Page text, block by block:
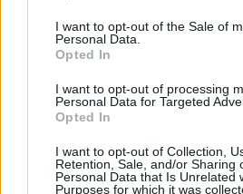
I want to opt-out of the Sale of
Personal Data.
Opted In
I want to opt-out of processing
Personal Data for Targeted
Opted In
I want to opt-out of Collection,
Retention, Sale, and/or Sharing
Personal Data that Is Unrelated
Purposes for which it was
15ο eCommerce & Digital